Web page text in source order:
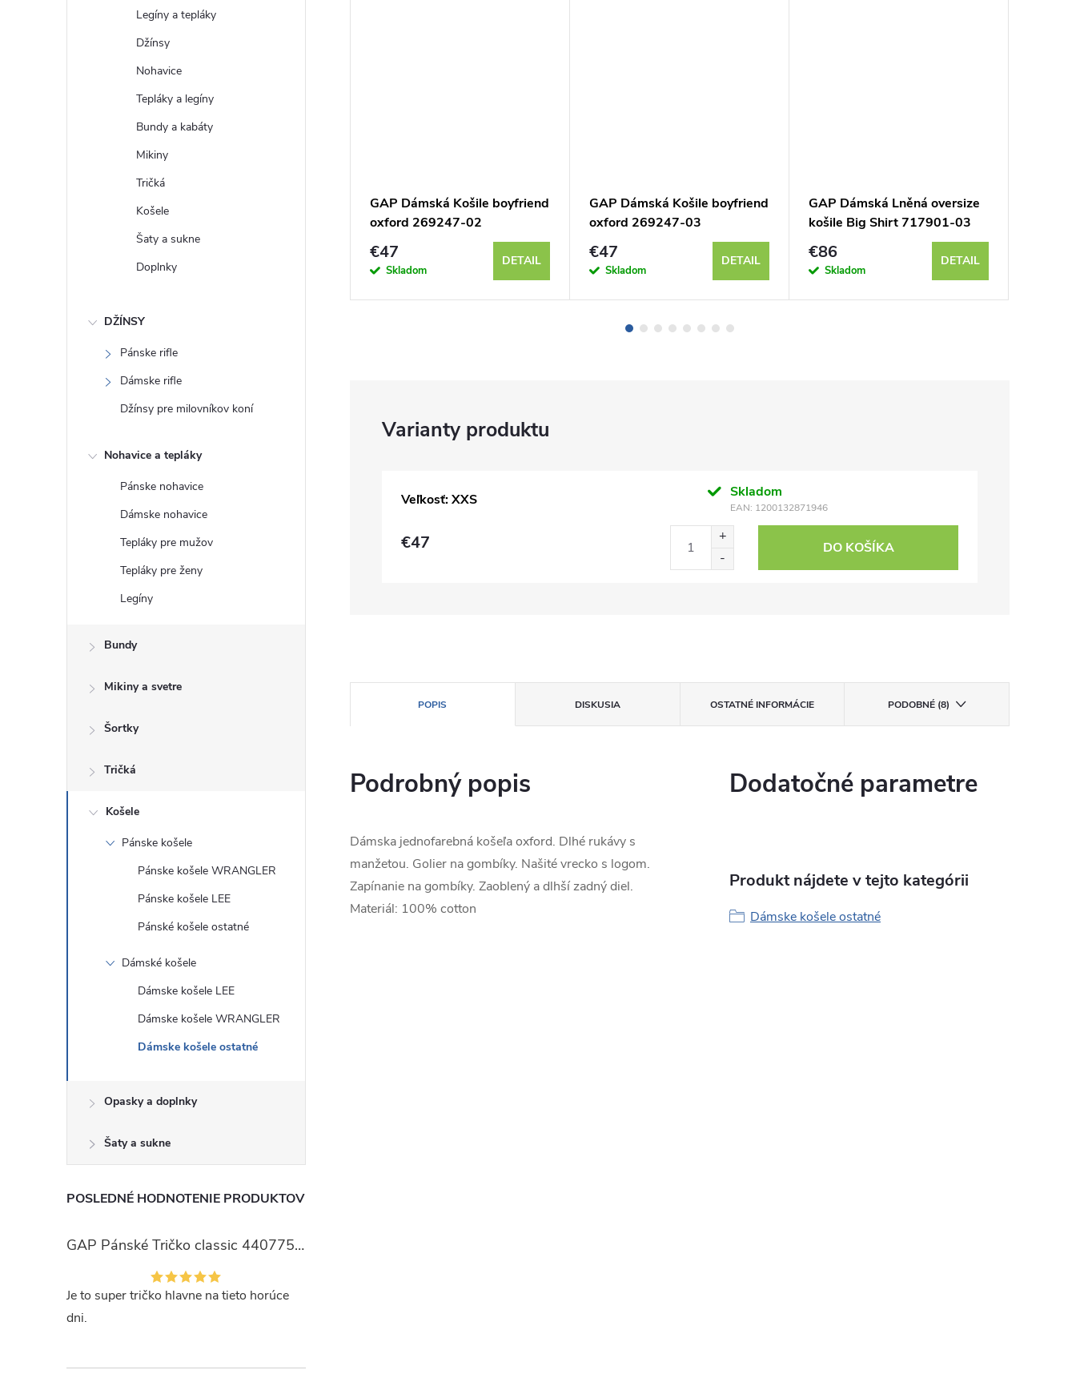
Legíny a tepláky
Džínsy
Nohavice
Tepláky a legíny
Bundy a kabáty
Mikiny
Tričká
Košele
Šaty a sukne
Doplnky
DŽÍNSY
Pánske rifle
Dámske rifle
Džínsy pre milovníkov koní
Nohavice a tepláky
Pánske nohavice
Dámske nohavice
Tepláky pre mužov
Tepláky pre ženy
Legíny
Bundy
Mikiny a svetre
Šortky
Tričká
Košele
Pánske košele
Pánske košele WRANGLER
Pánske košele LEE
Pánské košele ostatné
Dámské košele
Dámske košele LEE
Dámske košele WRANGLER
Dámske košele ostatné
Opasky a doplnky
Šaty a sukne
POSLEDNÉ HODNOTENIE PRODUKTOV
GAP Pánské Tričko classic 440775-00
Je to super tričko hlavne na tieto horúce
dni.
Veľkosť: XXS Skladom
EAN: 1200132871946
€47 DO KOŠÍKA
POPIS DISKUSIA OSTATNÉ INFORMÁCIE PODOBNÉ (8)
Podrobný popis
Dámska jednofarebná košeľa oxford. Dlhé rukávy s
manžetou. Golier na gombíky. Našité vrecko s logom.
Zapínanie na gombíky. Zaoblený a dlhší zadný diel.
Materiál: 100% cotton
Dodatočné parametre
Produkt nájdete v tejto kategórii
Dámske košele ostatné
GAP Dámská Flanelová košile
€67
Skladom
GAP Dámská Košile boyfriend
oxford 269247-02
€47
Skladom
DETAIL
GAP Dámská Košile boyfriend
oxford 269247-03
€47
Skladom
DETAIL
GAP Dámská Lněná oversize
košile Big Shirt 717901-03
€86
Skladom
DETAIL